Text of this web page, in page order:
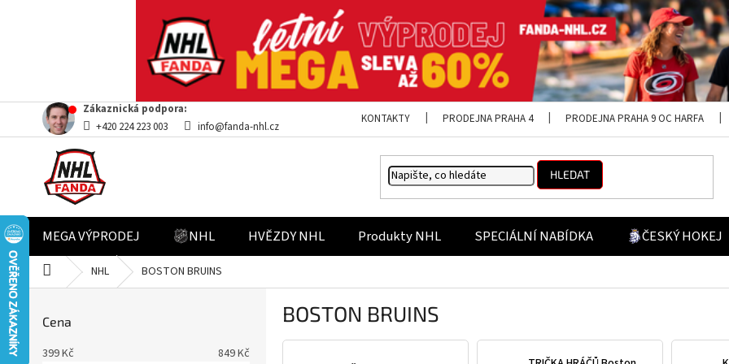
Přejít
obsah
Zákaznická podpora:
+420 224 223 003
info@fanda-nhl.cz
KONTAKTY PRODEJNA PRAHA 4 PRODEJNA PRAHA 9 OC HARFA
HLEDAT
MEGA VÝPRODEJ NHL HVĚZDY NHL Produkty NHL SPECIÁLNÍ NABÍDKA ČESKÝ HOKEJ
Domů NHL BOSTON BRUINS
Cena
399Kč 849Kč
BOSTON BRUINS